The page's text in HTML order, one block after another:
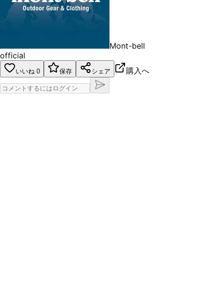
Mont-bell
official
いいね 0 保存 シェア 購入へ